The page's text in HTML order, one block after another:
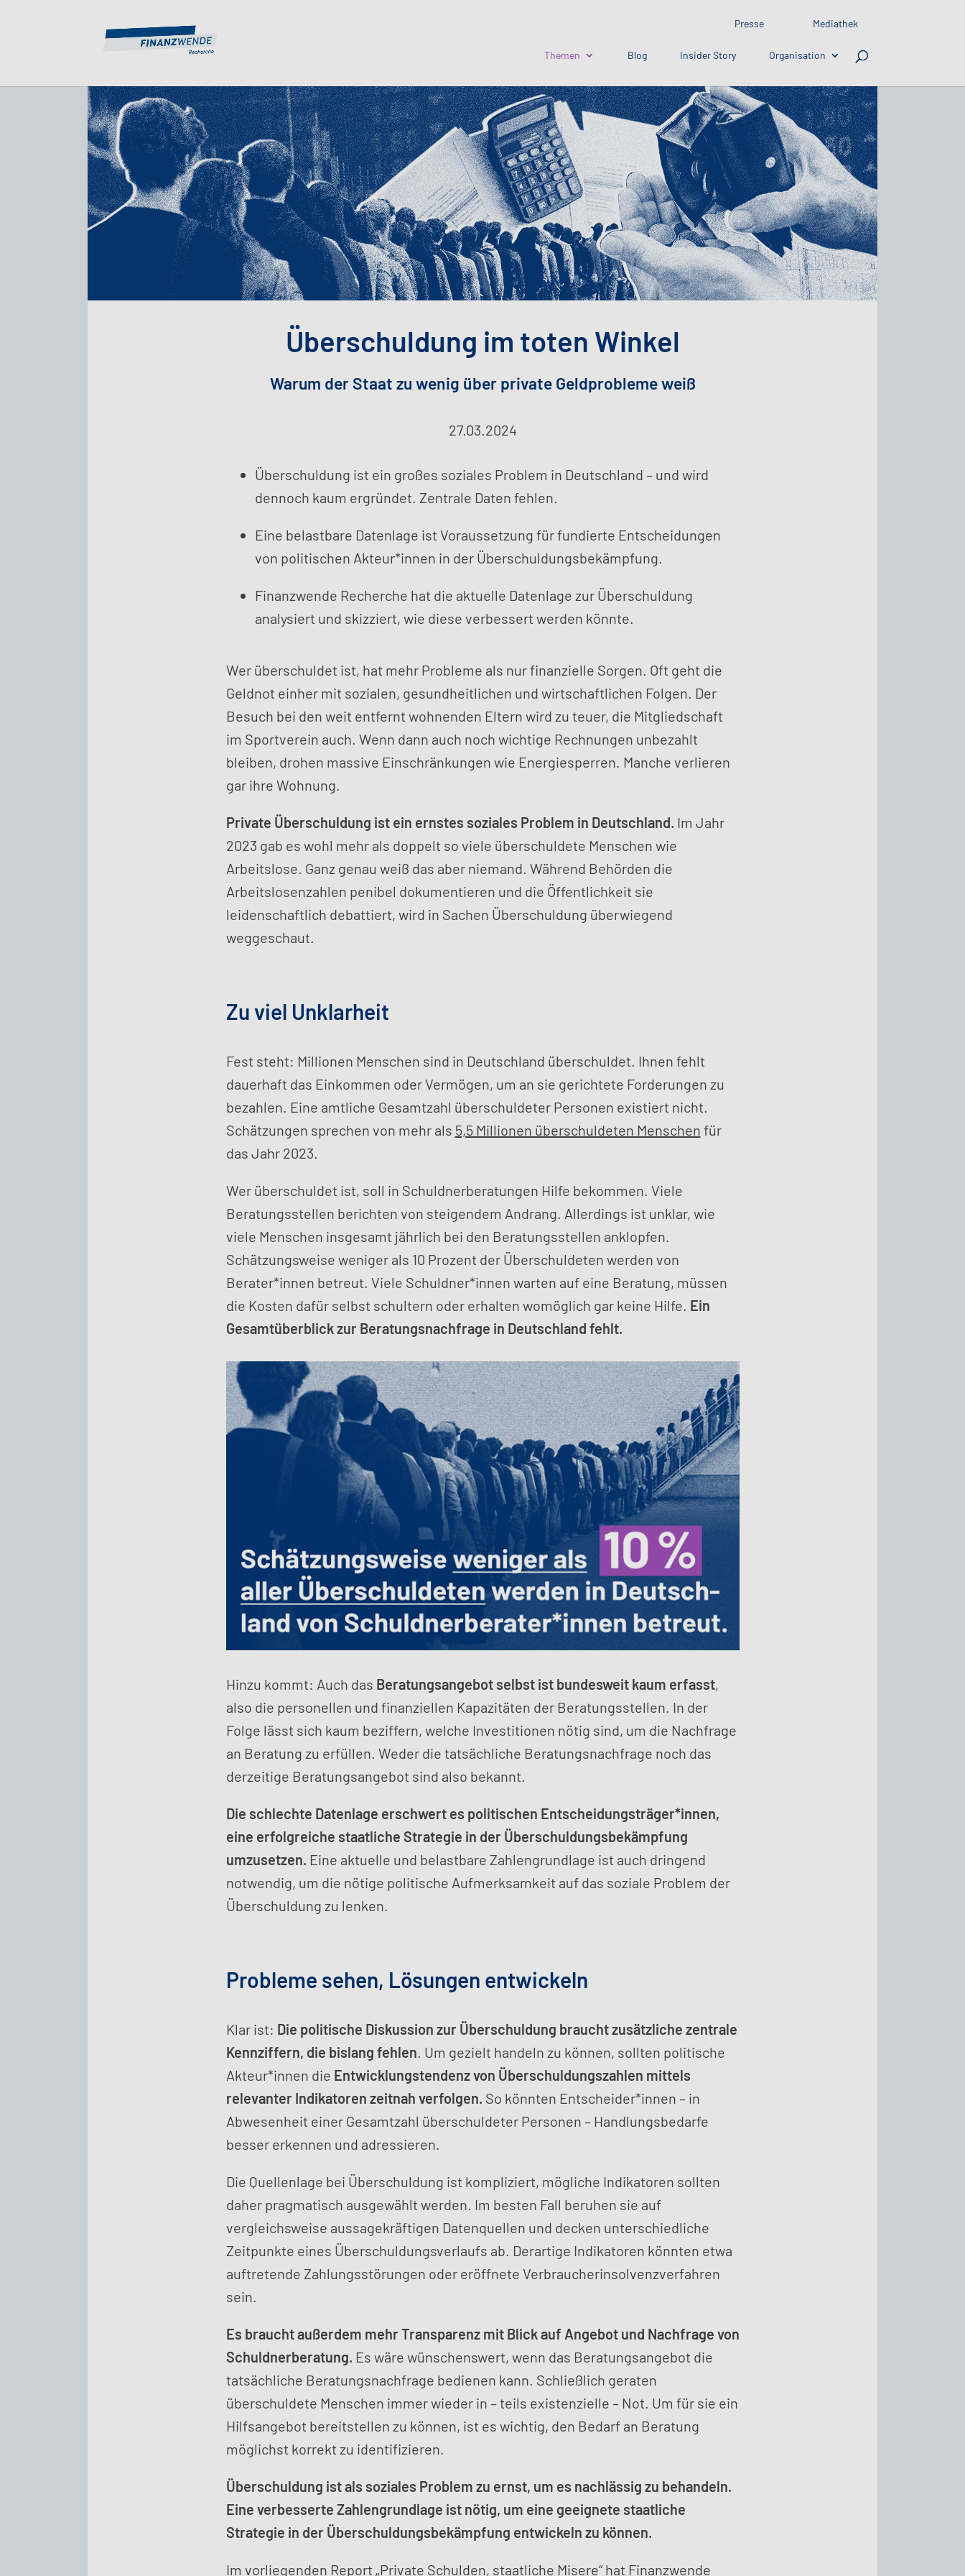
Presse Mediathek
Themen Blog Insider Story Organisation
Überschuldung im toten Winkel
Warum der Staat zu wenig über private Geldprobleme weiß
27.03.2024
Überschuldung ist ein großes soziales Problem in Deutschland – und wird
dennoch kaum ergründet. Zentrale Daten fehlen.
Eine belastbare Datenlage ist Voraussetzung für fundierte Entscheidungen
von politischen Akteur*innen in der Überschuldungsbekämpfung.
Finanzwende Recherche hat die aktuelle Datenlage zur Überschuldung
analysiert und skizziert, wie diese verbessert werden könnte.
Wer überschuldet ist, hat mehr Probleme als nur finanzielle Sorgen. Oft geht die
Geldnot einher mit sozialen, gesundheitlichen und wirtschaftlichen Folgen. Der
Besuch bei den weit entfernt wohnenden Eltern wird zu teuer, die Mitgliedschaft
im Sportverein auch. Wenn dann auch noch wichtige Rechnungen unbezahlt
bleiben, drohen massive Einschränkungen wie Energiesperren. Manche verlieren
gar ihre Wohnung.
Private Überschuldung ist ein ernstes soziales Problem in Deutschland. Im Jahr
2023 gab es wohl mehr als doppelt so viele überschuldete Menschen wie
Arbeitslose. Ganz genau weiß das aber niemand. Während Behörden die
Arbeitslosenzahlen penibel dokumentieren und die Öffentlichkeit sie
leidenschaftlich debattiert, wird in Sachen Überschuldung überwiegend
weggeschaut.
Zu viel Unklarheit
Fest steht: Millionen Menschen sind in Deutschland überschuldet. Ihnen fehlt
dauerhaft das Einkommen oder Vermögen, um an sie gerichtete Forderungen zu
bezahlen. Eine amtliche Gesamtzahl überschuldeter Personen existiert nicht.
Schätzungen sprechen von mehr als 5,5 Millionen überschuldeten Menschen für
das Jahr 2023.
Wer überschuldet ist, soll in Schuldnerberatungen Hilfe bekommen. Viele
Beratungsstellen berichten von steigendem Andrang. Allerdings ist unklar, wie
viele Menschen insgesamt jährlich bei den Beratungsstellen anklopfen.
Schätzungsweise weniger als 10 Prozent der Überschuldeten werden von
Berater*innen betreut. Viele Schuldner*innen warten auf eine Beratung, müssen
die Kosten dafür selbst schultern oder erhalten womöglich gar keine Hilfe. Ein
Gesamtüberblick zur Beratungsnachfrage in Deutschland fehlt.
Hinzu kommt: Auch das Beratungsangebot selbst ist bundesweit kaum erfasst,
also die personellen und finanziellen Kapazitäten der Beratungsstellen. In der
Folge lässt sich kaum beziffern, welche Investitionen nötig sind, um die Nachfrage
an Beratung zu erfüllen. Weder die tatsächliche Beratungsnachfrage noch das
derzeitige Beratungsangebot sind also bekannt.
Die schlechte Datenlage erschwert es politischen Entscheidungsträger*innen,
eine erfolgreiche staatliche Strategie in der Überschuldungsbekämpfung
umzusetzen. Eine aktuelle und belastbare Zahlengrundlage ist auch dringend
notwendig, um die nötige politische Aufmerksamkeit auf das soziale Problem der
Überschuldung zu lenken.
Probleme sehen, Lösungen entwickeln
Klar ist: Die politische Diskussion zur Überschuldung braucht zusätzliche zentrale
Kennziffern, die bislang fehlen . Um gezielt handeln zu können, sollten politische
Akteur*innen die Entwicklungstendenz von Überschuldungszahlen mittels
relevanter Indikatoren zeitnah verfolgen. So könnten Entscheider*innen – in
Abwesenheit einer Gesamtzahl überschuldeter Personen – Handlungsbedarfe
besser erkennen und adressieren.
Die Quellenlage bei Überschuldung ist kompliziert, mögliche Indikatoren sollten
daher pragmatisch ausgewählt werden. Im besten Fall beruhen sie auf
vergleichsweise aussagekräftigen Datenquellen und decken unterschiedliche
Zeitpunkte eines Überschuldungsverlaufs ab. Derartige Indikatoren könnten etwa
auftretende Zahlungsstörungen oder eröffnete Verbraucherinsolvenzverfahren
sein.
Es braucht außerdem mehr Transparenz mit Blick auf Angebot und Nachfrage von
Schuldnerberatung. Es wäre wünschenswert, wenn das Beratungsangebot die
tatsächliche Beratungsnachfrage bedienen kann. Schließlich geraten
überschuldete Menschen immer wieder in – teils existenzielle – Not. Um für sie ein
Hilfsangebot bereitstellen zu können, ist es wichtig, den Bedarf an Beratung
möglichst korrekt zu identifizieren.
Überschuldung ist als soziales Problem zu ernst, um es nachlässig zu behandeln.
Eine verbesserte Zahlengrundlage ist nötig, um eine geeignete staatliche
Strategie in der Überschuldungsbekämpfung entwickeln zu können.
Im vorliegenden Report „Private Schulden, staatliche Misere“ hat Finanzwende